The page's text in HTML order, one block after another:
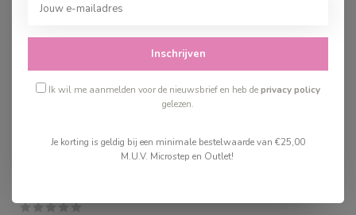
Inschrijven
Ik wil me aanmelden voor de nieuwsbrief en heb deprivacy policy
gelezen.
Je korting is geldig bij een minimale bestelwaarde van €25,00
M.U.V. Microstep en Outlet!